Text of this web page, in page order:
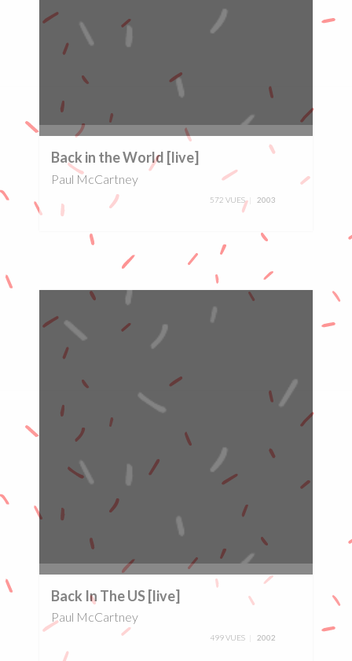
0%
Back in the World [live]
Paul McCartney
572 VUES 2003
Back In The US [live]
Paul McCartney
499 VUES 2002